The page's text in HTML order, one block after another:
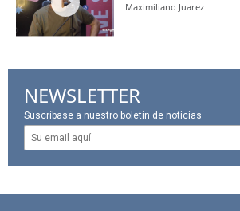
Maximiliano Juarez
NEWSLETTER
Suscríbase a nuestro boletín de noticias